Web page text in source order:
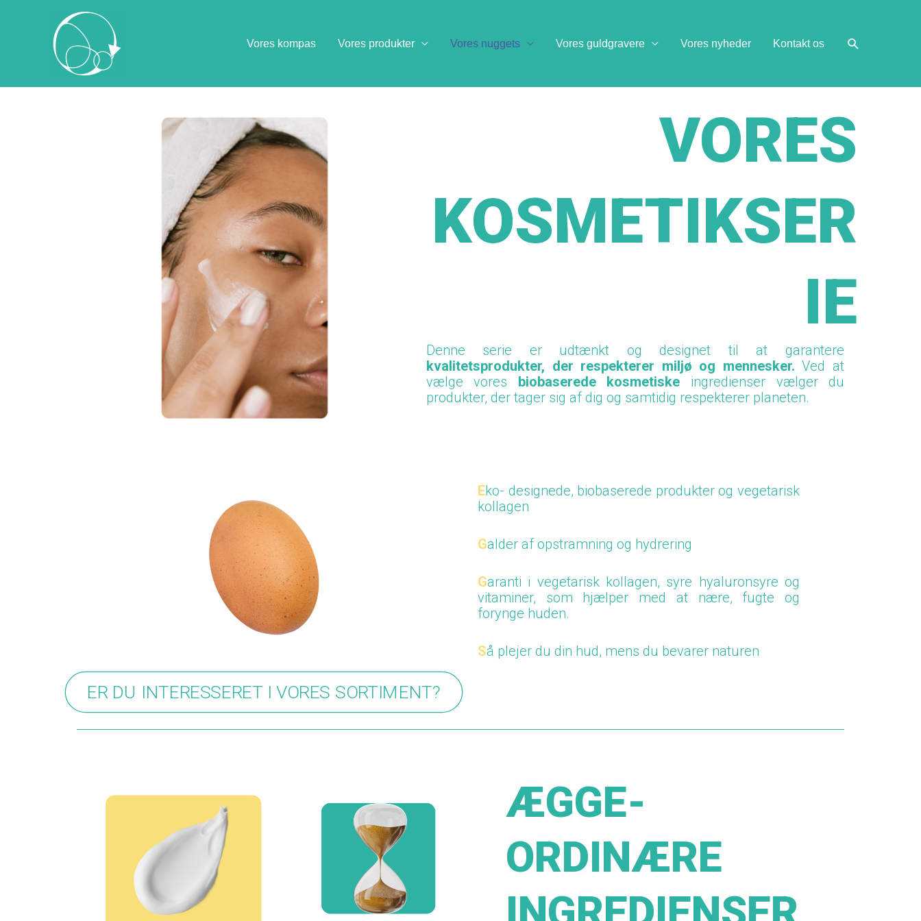
Vores kompas Vores produkter Vores nuggets Vores guldgravere Vores nyheder Kontakt os
VORES
KOSMETIKSER
IE
Denne serie er udtænkt og designet til at garantere
kvalitetsprodukter, der respekterer miljø og mennesker. Ved at
vælge vores biobaserede kosmetiske ingredienser vælger du
produkter, der tager sig af dig og samtidig respekterer planeten.
ER DU INTERESSERET I VORES SORTIMENT?
Eko- designede, biobaserede produkter og vegetarisk
kollagen
Galder af opstramning og hydrering
Garanti i vegetarisk kollagen, syre hyaluronsyre og
vitaminer, som hjælper med at nære, fugte og
forynge huden.
Så plejer du din hud, mens du bevarer naturen
ÆGGE-
ORDINÆRE